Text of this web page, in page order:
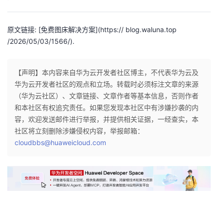
原文链接: [免费图床解决方案](https:// blog.waluna.top
/2026/05/03/1566/).
【声明】本内容来自华为云开发者社区博主，不代表华为云及
华为云开发者社区的观点和立场。转载时必须标注文章的来源
（华为云社区）、文章链接、文章作者等基本信息，否则作者
和本社区有权追究责任。如果您发现本社区中有涉嫌抄袭的内
容，欢迎发送邮件进行举报，并提供相关证据，一经查实，本
社区将立刻删除涉嫌侵权内容，举报邮箱：
cloudbbs@huaweicloud.com